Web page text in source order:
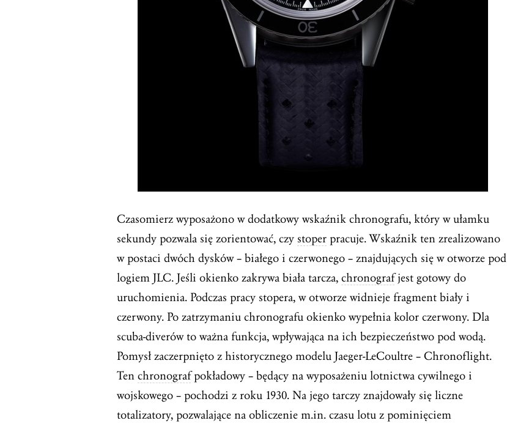
Czasomierz wyposażono w dodatkowy wskaźnik chronografu, który w ułamku
sekundy pozwala się zorientować, czy stoper pracuje. Wskaźnik ten zrealizowano
w postaci dwóch dysków – białego i czerwonego – znajdujących się w otworze pod
logiem JLC. Jeśli okienko zakrywa biała tarcza, chronografjest gotowy do
uruchomienia. Podczas pracy stopera, w otworze widnieje fragment biały i
czerwony. Po zatrzymaniu chronografu okienko wypełnia kolor czerwony. Dla
scuba-diverów to ważna funkcja, wpływająca na ich bezpieczeństwo pod wodą.
Pomysł zaczerpnięto z historycznego modelu Jaeger-LeCoultre – Chronoflight.
Ten chronografpokładowy – będący na wyposażeniu lotnictwa cywilnego i
wojskowego – pochodzi z roku 1930. Na jego tarczy znajdowały się liczne
totalizatory, pozwalające na obliczenie m.in. czasu lotu z pominięciem